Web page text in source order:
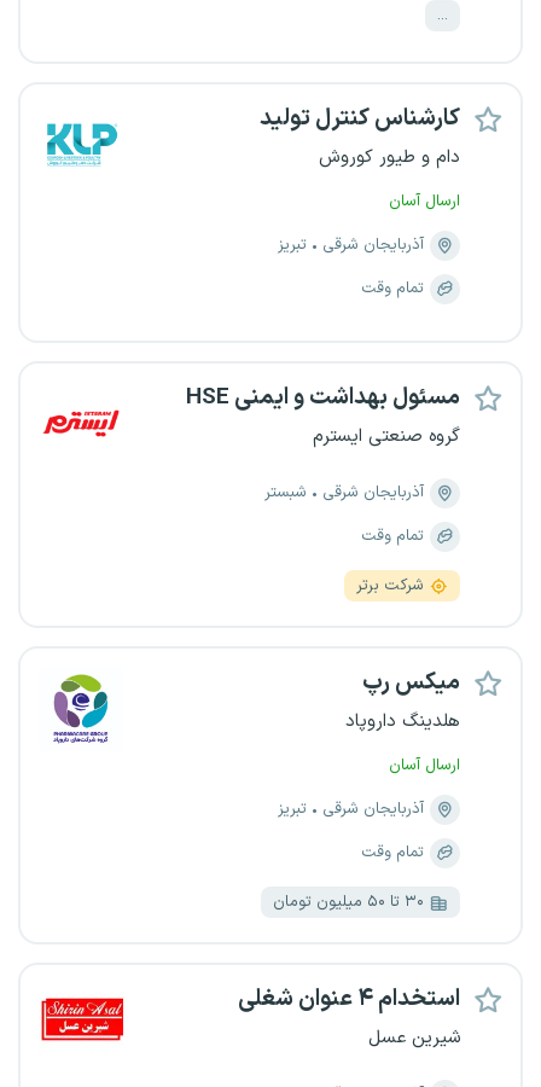
...
کارشناس کنترل تولید
دام و طیور کوروش
ارسال آسان
آذربایجان شرقی
تبریز
تمام وقت
مسئول بهداشت و ایمنی HSE
گروه صنعتی ایسترم
آذربایجان شرقی
شبستر
تمام وقت
شرکت برتر
میکس رپ
هلدینگ داروپاد
ارسال آسان
آذربایجان شرقی
تبریز
تمام وقت
۳۰ تا ۵۰ میلیون تومان
استخدام ۴ عنوان شغلی
شیرین عسل